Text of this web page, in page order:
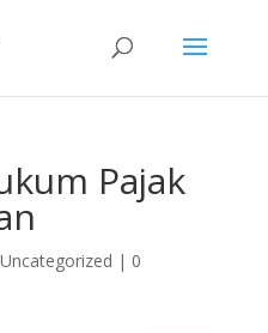
Pajak
Uncategorized | 0